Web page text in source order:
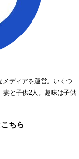
ディアを運営。いくつ
妻と子供2人。趣味は子供
ちら